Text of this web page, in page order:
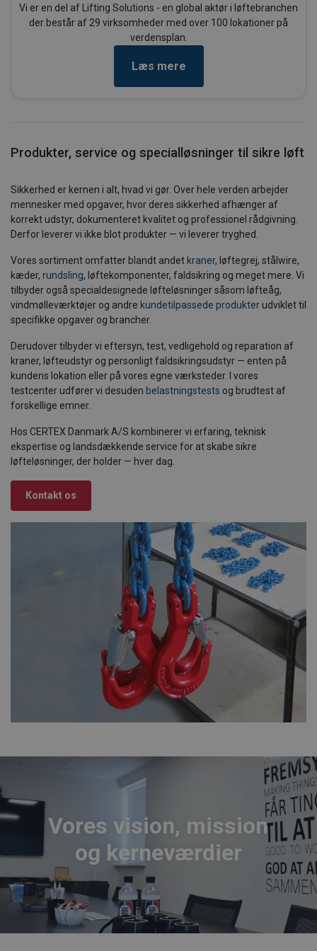
Vi er en del af Lifting Solutions - en global aktør i løftebranchen
der består af 29 virksomheder med over 100 lokationer på
verdensplan.
Læs mere
Produkter, service og specialløsninger til sikre løft
Sikkerhed er kernen i alt, hvad vi gør. Over hele verden arbejder
mennesker med opgaver, hvor deres sikkerhed afhænger af
korrekt udstyr, dokumenteret kvalitet og professionel rådgivning.
Derfor leverer vi ikke blot produkter — vi leverer tryghed.
Vores sortiment omfatter blandt andet kraner, løftegrej, stålwire,
kæder, rundsling, løftekomponenter, faldsikring og meget mere. Vi
tilbyder også specialdesignede løfteløsninger såsom løfteåg,
vindmølleværktøjer og andre kundetilpassede produkterudviklet til
specifikke opgaver og brancher.
Derudover tilbyder vi eftersyn, test, vedligehold og reparation af
kraner, løfteudstyr og personligt faldsikringsudstyr — enten på
kundens lokation eller på vores egne værksteder. I vores
testcenter udfører vi desuden belastningstests og brudtest af
forskellige emner.
Hos CERTEX Danmark A/S kombinerer vi erfaring, teknisk
ekspertise og landsdækkende service for at skabe sikre
løfteløsninger, der holder — hver dag.
Kontakt os
Vores vision, mission
og kerneværdier